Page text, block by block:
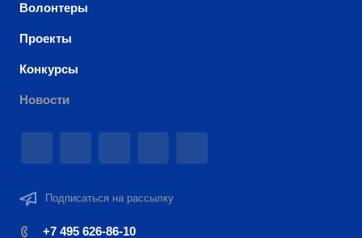
Волонтеры
Проекты
Конкурсы
Новости
Подписаться на рассылку
+7 495 626-86-10